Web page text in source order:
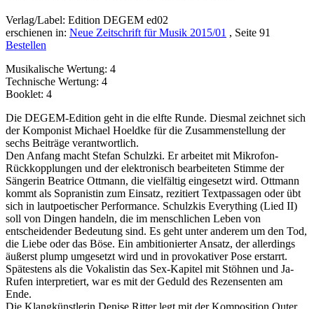
Verlag/Label: Edition DEGEM ed02
erschienen in: Neue Zeitschrift für Musik 2015/01 , Seite 91
Bestellen
Musikalische Wertung: 4
Technische Wertung: 4
Booklet: 4
Die DEGEM-Edition geht in die elfte Runde. Diesmal zeichnet sich
der Komponist Michael Hoeldke für die Zusammenstellung der
sechs Beiträge verantwortlich.
Den Anfang macht Stefan Schulzki. Er arbeitet mit Mikrofon-
Rückkopplungen und der elektronisch bearbeiteten Stimme der
Sängerin Beatrice Ottmann, die vielfältig eingesetzt wird. Ottmann
kommt als Sopranistin zum Einsatz, rezitiert Textpassagen oder übt
sich in lautpoetischer Performance. Schulzkis Everything (Lied II)
soll von Dingen handeln, die im menschlichen Leben von
entscheidender Bedeutung sind. Es geht unter anderem um den Tod,
die Liebe oder das Böse. Ein ambitionierter Ansatz, der allerdings
äußerst plump umgesetzt wird und in provokativer Pose erstarrt.
Spätestens als die Vokalistin das Sex-Kapitel mit Stöhnen und Ja-
Rufen interpretiert, war es mit der Geduld des Rezensenten am
Ende.
Die Klangkünstlerin Denise Ritter legt mit der Komposition Outer